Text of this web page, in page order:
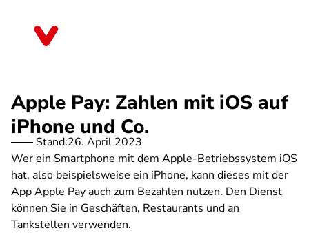
Apple Pay: Zahlen mit iOS auf
iPhone und Co.
Stand:26. April 2023
Wer ein Smartphone mit dem Apple-Betriebssystem iOS
hat, also beispielsweise ein iPhone, kann dieses mit der
App Apple Pay auch zum Bezahlen nutzen. Den Dienst
können Sie in Geschäften, Restaurants und an
Tankstellen verwenden.